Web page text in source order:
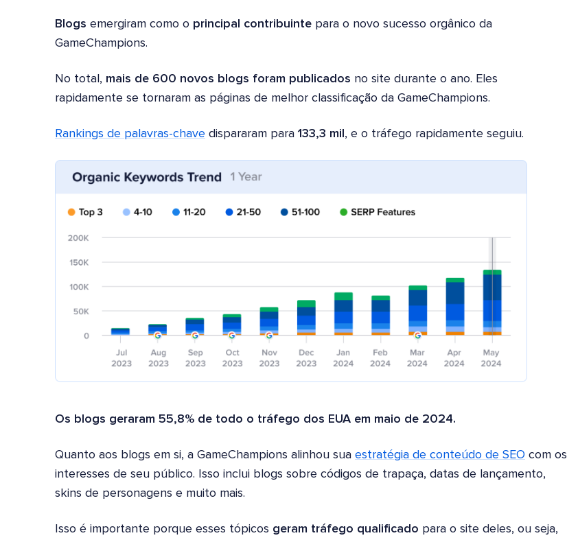
Blogs emergiram como o principal contribuinte para o novo sucesso orgânico da
GameChampions.
No total, mais de 600 novos blogs foram publicados no site durante o ano. Eles
rapidamente se tornaram as páginas de melhor classificação da GameChampions.
Rankings de palavras-chave dispararam para 133,3 mil , e o tráfego rapidamente seguiu.
Os blogs geraram 55,8% de todo o tráfego dos EUA em maio de 2024.
Quanto aos blogs em si, a GameChampions alinhou sua estratégia de conteúdo de SEO com os
interesses de seu público. Isso inclui blogs sobre códigos de trapaça, datas de lançamento,
skins de personagens e muito mais.
Isso é importante porque esses tópicos geram tráfego qualificado para o site deles, ou seja,